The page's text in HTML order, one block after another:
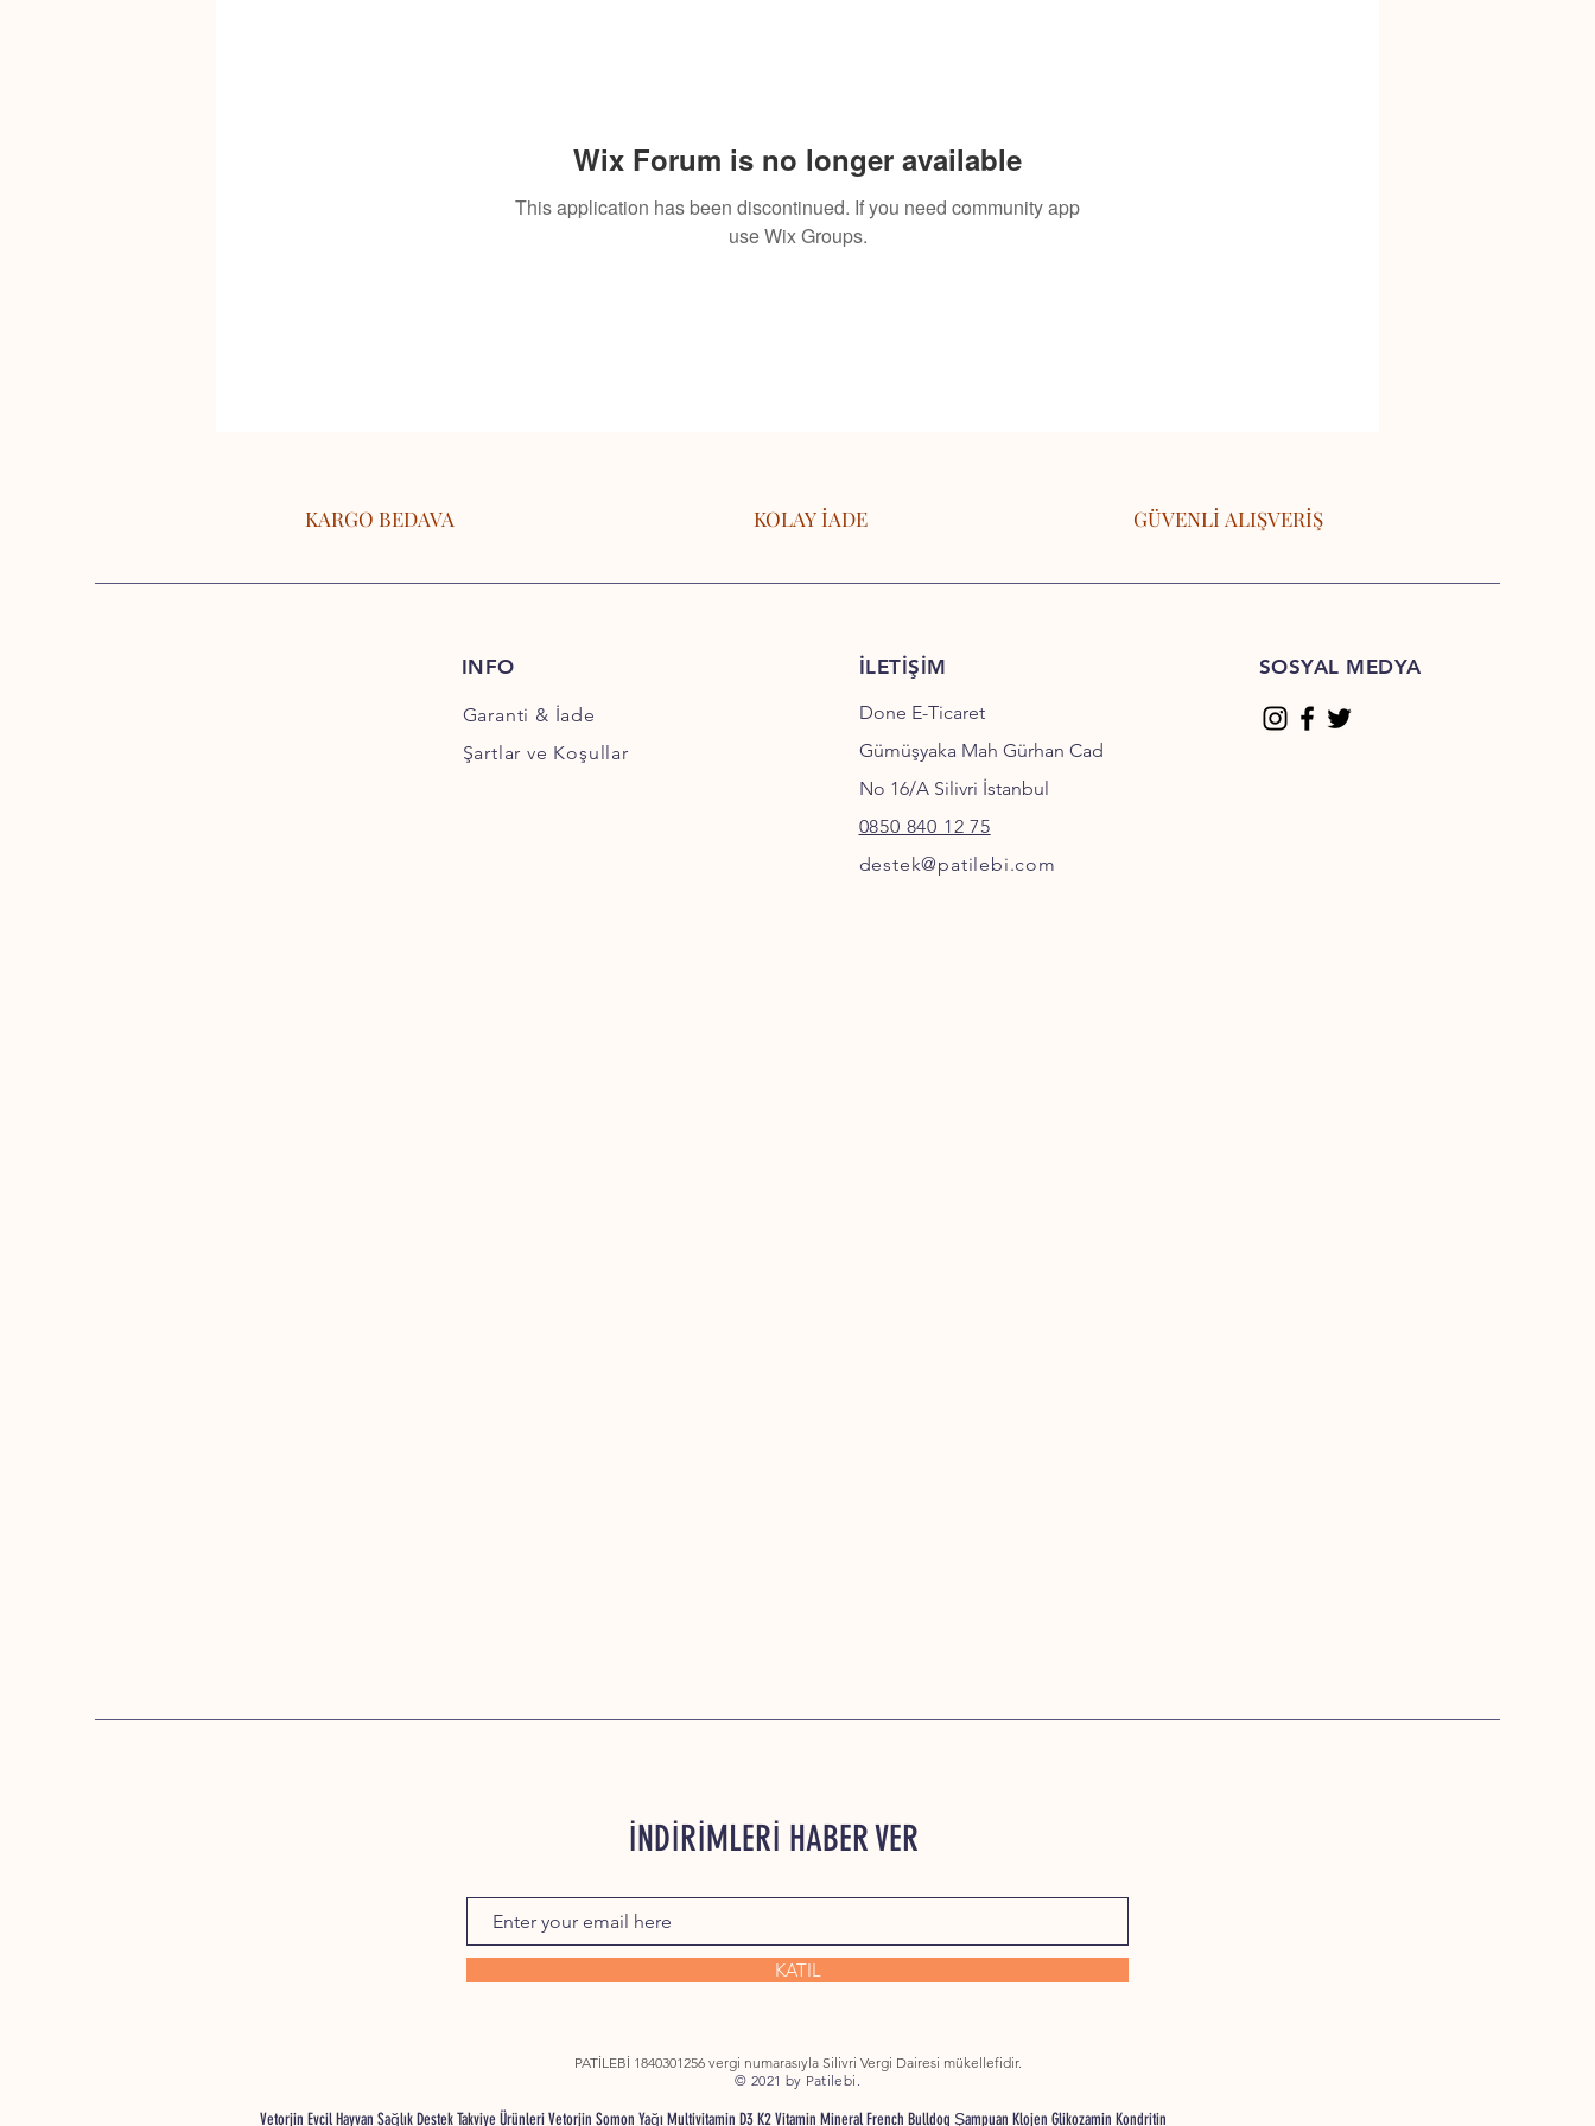
Wix Forum is no longer available
This application has been discontinued. If you need community app
use Wix Groups.
KARGO BEDAVA KOLAY İADE GÜVENLİ ALIŞVERİŞ
INFO
Garanti & İade
Şartlar ve Koşullar
İLETİŞİM
Done E-Ticaret
Gümüşyaka Mah Gürhan Cad
No 16/A Silivri İstanbul
0850 840 12 75
destek@patilebi.com
SOSYAL MEDYA
İNDİRİMLERİ HABER VER
KATIL
PATİLEBİ 1840301256 vergi numarasıyla Silivri Vergi Dairesi mükellefidir.
© 2021 by Patilebi.
Vetorjin Evcil Hayvan Sağlık Destek Takviye Ürünleri Vetorjin Somon Yağı Multivitamin D3 K2 Vitamin Mineral French Bulldog Şampuan Klojen Glikozamin Kondritin